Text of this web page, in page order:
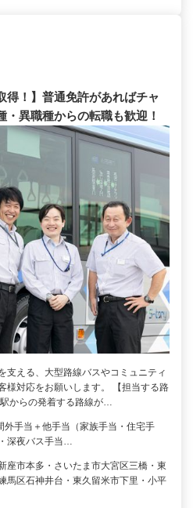
得！】普通免許があればチャ
・異職種からの転職も歓迎！
支える、大型路線バスやコミュニティ
様対応をお願いします。 【担当する路
からの発着する路線が…
外手当＋他手当（家族手当・住宅手
深夜バス手当…
座市本多・さいたま市大宮区三橋・東
馬区石神井台・東久留米市下里・小平